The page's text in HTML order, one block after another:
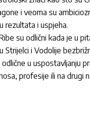
i veoma su
rezultata i uspjeha.
su odlični kada je u
Strijelci i Vodolije
u uspostavljanju
profesije ili na drugi